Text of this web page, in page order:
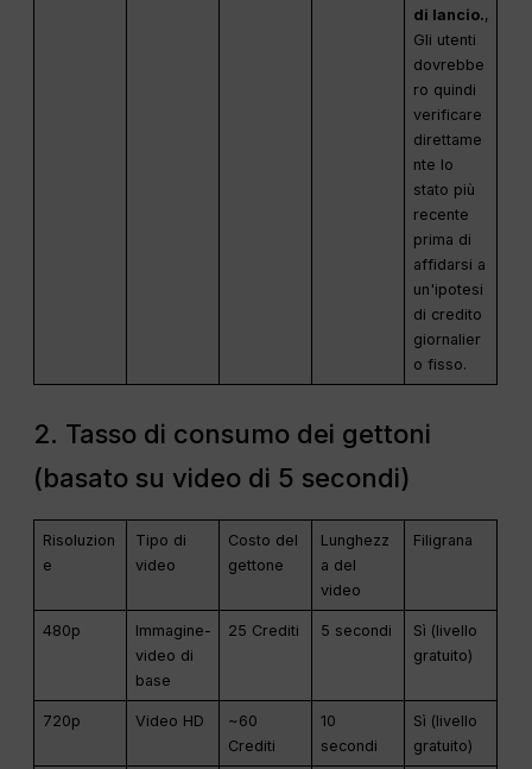
di lancio.,
Gli utenti
dovrebbe
ro quindi
verificare
direttame
nte lo
stato più
recente
prima di
affidarsi a
un'ipotesi
di credito
giornalier
o fisso.
2. Tasso di consumo dei gettoni
(basato su video di 5 secondi)
Risoluzion
e
Tipo di
video
Costo del
gettone
Lunghezz
a del
video
Filigrana
480p
Immagine-
video di
base
25 Crediti 5 secondi
Sì (livello
gratuito)
720p Video HD
~60
Crediti
10
secondi
Sì (livello
gratuito)